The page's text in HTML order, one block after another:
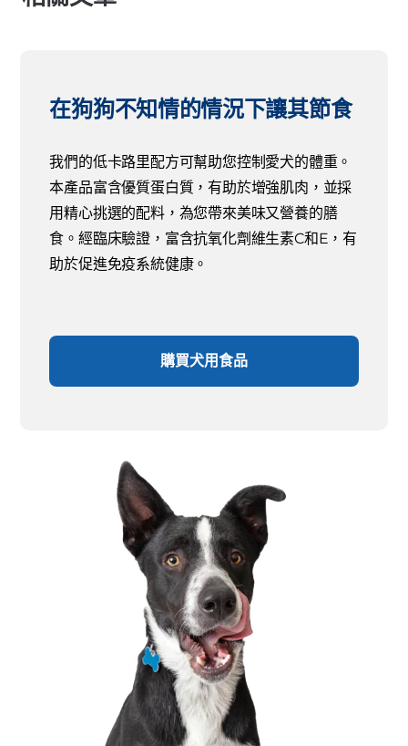
在狗狗不知情的情況下讓其節食
我們的低卡路里配方可幫助您控制愛犬的體重。
本產品富含優質蛋白質，有助於增強肌肉，並採
用精心挑選的配料，為您帶來美味又營養的膳
食。經臨床驗證，富含抗氧化劑維生素C和E，有
助於促進免疫系統健康。
購買犬用食品